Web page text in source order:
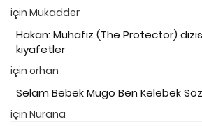
için Mukadder
Hakan: Muhafız (The Protector)
kıyafetler
için orhan
Selam Bebek Mugo Ben Kelebek
için Nurana